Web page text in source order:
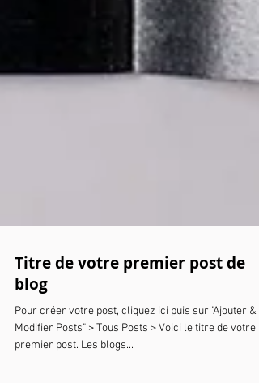
Titre de votre premier post de
blog
Pour créer votre post, cliquez ici puis sur "Ajouter &